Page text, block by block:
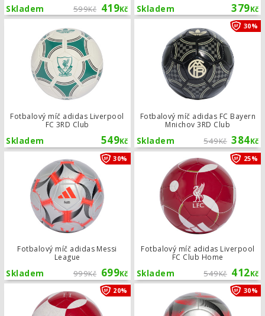
599Kč 419Kč
Skladem 379Kč
Skladem
Fotbalový míč adidas Liverpool
FC 3RD Club
549Kč
Skladem
Fotbalový míč adidas Liverpool FC
Fotbalový míč adidas FC Bayern
Mnichov 3RD Club
549Kč 384Kč
Skladem
30%
Fotbalový míč adidas Messi
League
999Kč 699Kč
Skladem
30% Fotbalový míč adidas Messi League
Fotbalový míč adidas Liverpool
FC Club Home
549Kč 412Kč
Skladem
25%
20% Fotbalový míč adidas Arsenal FC30%